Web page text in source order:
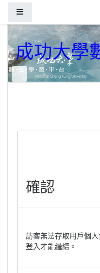
成功大學
確認
訪客無法存取用戶個
登入才能繼續。